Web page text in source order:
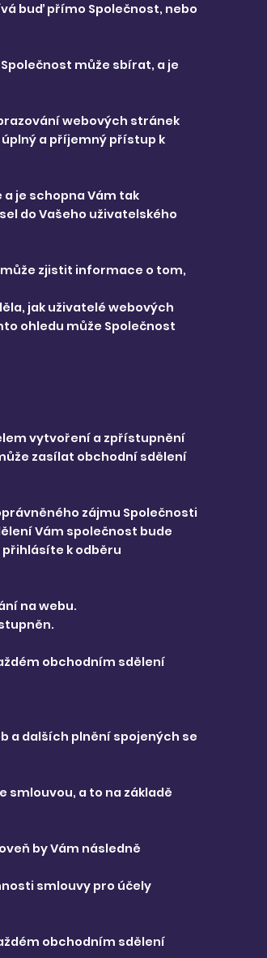
buď přímo Společnost, nebo
může sbírat, a je
webových stránek
a příjemný přístup k
je schopna Vám tak
do Vašeho uživatelského
zjistit informace o tom,
jak uživatelé webových
ohledu může Společnost
vytvoření a zpřístupnění
zasílat obchodní sdělení
zájmu Společnosti
Vám společnost bude
přihlásíte k odběru
na webu.
obchodním sdělení
a dalších plnění spojených se
smlouvou, a to na základě
by Vám následně
smlouvy pro účely
obchodním sdělení